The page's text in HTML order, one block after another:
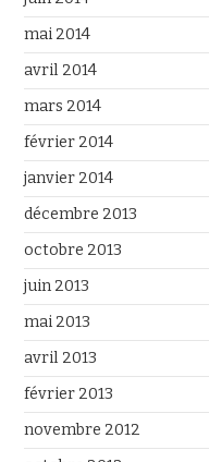
mai 2014
avril 2014
mars 2014
février 2014
janvier 2014
décembre 2013
octobre 2013
juin 2013
mai 2013
avril 2013
février 2013
novembre 2012